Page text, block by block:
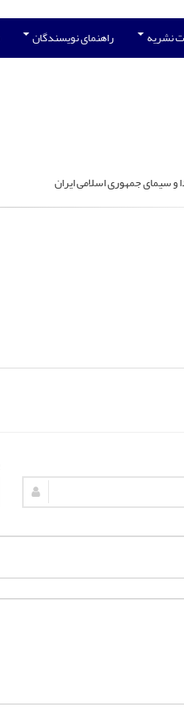
نشریه راهنمای نویسندگان
سیمای جمهوری اسلامی ایران